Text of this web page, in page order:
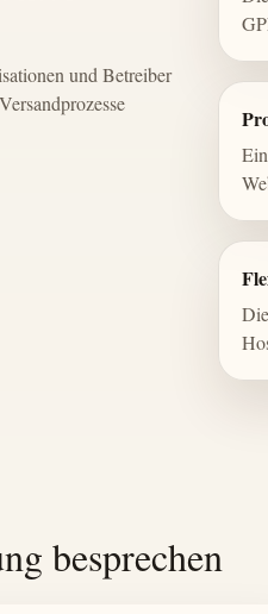
und Betreiber
besprechen